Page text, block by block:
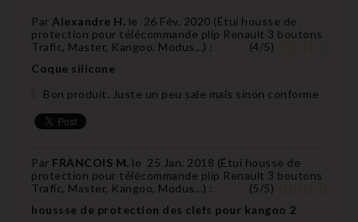
Par Alexandre H. le 26 Fév. 2020 (Étui housse de
protection pour télécommande plip Renault 3 boutons
Trafic, Master, Kangoo, Modus...) : (4/5)
Coque silicone
Bon produit. Juste un peu sale mais sinon conforme
Par FRANCOIS M. le 25 Jan. 2018 (Étui housse de
protection pour télécommande plip Renault 3 boutons
Trafic, Master, Kangoo, Modus...) : (5/5)
houssse de protection des clefs pour kangoo 2